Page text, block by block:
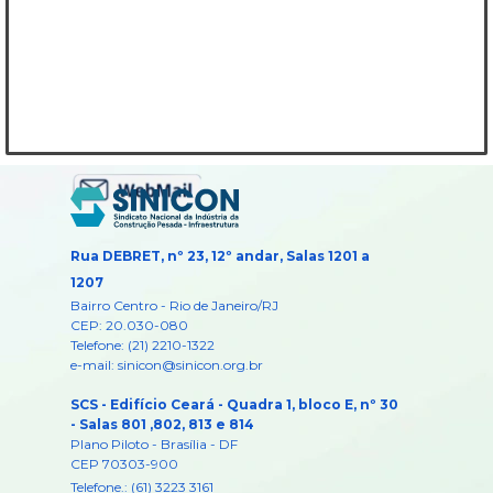
Rua DEBRET, nº 23, 12º andar, Salas 1201 a
1207
Bairro Centro - Rio de Janeiro/RJ
CEP: 20.030-080
Telefone: (21) 2210-1322
e-mail: sinicon@sinicon.org.br
SCS - Edifício Ceará - Quadra 1, bloco E, nº 30
- Salas 801 ,802, 813 e 814
Plano Piloto - Brasília - DF
CEP 70303-900
Telefone.: (61) 3223 3161